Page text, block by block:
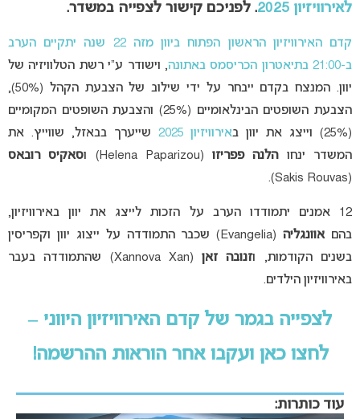
לאירוויזיון 2025
. לפניכם קישור לצפייה במשדר.
קדם האירוויזיון הראשון הפתוח ביוון מזה 22 שנה
יתקיים הערב
ב-21:00
בתיאטרון הכריסמס באתונה, וישודר ע”י רשת הטלוויזיה של
יוון. המנצח בקדם ייבחר על ידי שילוב של הצבעת הקהל (50%),
הצבעת השופטים הבינלאומיים (25%) והצבעת השופטים המקומיים
(25%) וייצג את יוון ב
אירוויזיון 2025
שייערך בבאזל, שווייץ. את
המשדר ינחוהלנה פפריזו (Helena Paparizou) ו
סאקיס רובאס
(Sakis Rouvas).
12 אמנים יתמודדו הערב על הזכות לייצג את יוון באירוויזיון,
בהםאוונגליה
(Evangelia) שכבר התמודדה על ייצוג יוון וקפריסין
בשנים הקודמות, וזנובה זאן
(Xannova Xan) שהתמודדה בעבר
באירוויזיון הילדים.
לצפייה בגמר של קדם האירוויזיון היווני –
לחצו כאן ועקבו אחר הוראות ההרשמה!
עוד כותרות: